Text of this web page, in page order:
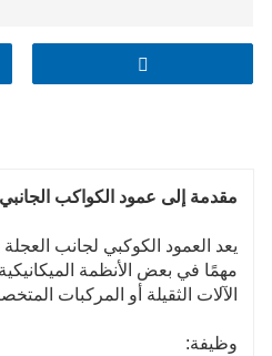
الطريق المختلفة واحتياجات
عزم الدوران تلقائيًا لتحسين
مقدمة إلى عمود الكواكب الجانبي للعجلة
مهمًا في بعض الأنظمة
الآلات الثقيلة أو المركبات
وظيفة: